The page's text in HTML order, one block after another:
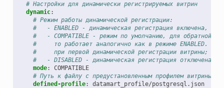
# Настройки для динамически регистрируемых витрин
dynamic:
# Режим работы динамической регистрации:
#   - ENABLED - динамическая регистрация включена,
#   - COMPATIBLE - режим по умолчанию, для обратной
#     то работает аналогично как в режиме ENABLED.
#     при первой динамической регистрации витрины;
#   - DISABLED - динамическая регистрация отключена;
mode:
COMPATIBLE
# Путь к файлу с предустановленным профилем
defined-profile:
datamart_profile/postgresql.json